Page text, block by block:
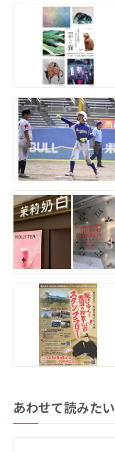
あわせて読みたい